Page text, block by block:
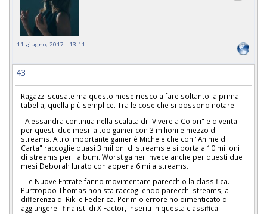
11 giugno, 2017 - 13:11
43
Ragazzi scusate ma questo mese riesco a fare soltanto la prima
tabella, quella più semplice. Tra le cose che si possono notare:
- Alessandra continua nella scalata di "Vivere a Colori" e diventa
per questi due mesi la top gainer con 3 milioni e mezzo di
streams. Altro importante gainer è Michele che con "Anime di
Carta" raccoglie quasi 3 milioni di streams e si porta a 10 milioni
di streams per l'album. Worst gainer invece anche per questi due
mesi Deborah Iurato con appena 6 mila streams.
- Le Nuove Entrate fanno movimentare parecchio la classifica.
Purtroppo Thomas non sta raccogliendo parecchi streams, a
differenza di Riki e Federica. Per mio errore ho dimenticato di
aggiungere i finalisti di X Factor, inseriti in questa classifica.